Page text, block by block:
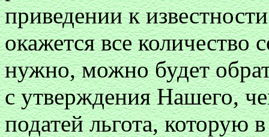
приведении к
окажется все количество
нужно, можно будет
с утверждения Нашего,
податей льгота,